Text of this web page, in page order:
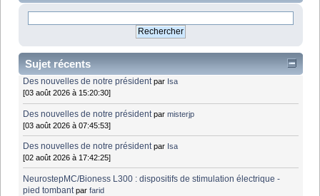
Sujet récents
Des nouvelles de notre président par Isa
[03 août 2026 à 15:20:30]
Des nouvelles de notre président parmisterjp
[03 août 2026 à 07:45:53]
Des nouvelles de notre président par Isa
[02 août 2026 à 17:42:25]
NeurostepMC/Bioness L300 : dispositifs de stimulation électrique -
pied tombant parfarid